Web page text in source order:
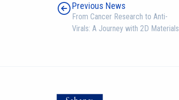
Previous News
From Cancer Research to Anti-
Virals: A Journey with 2D Materials